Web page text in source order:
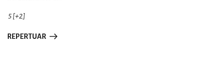
5 [+2]
REPERTUAR